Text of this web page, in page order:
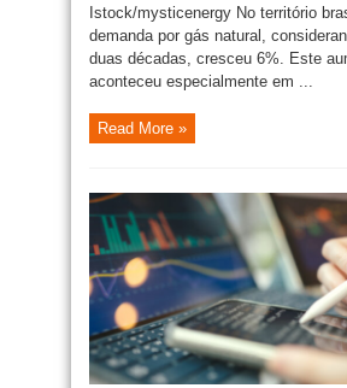
Istock/mysticenergy No território
demanda por gás natural,
duas décadas, cresceu 6%. Este
aconteceu especialmente em ...
Read More »